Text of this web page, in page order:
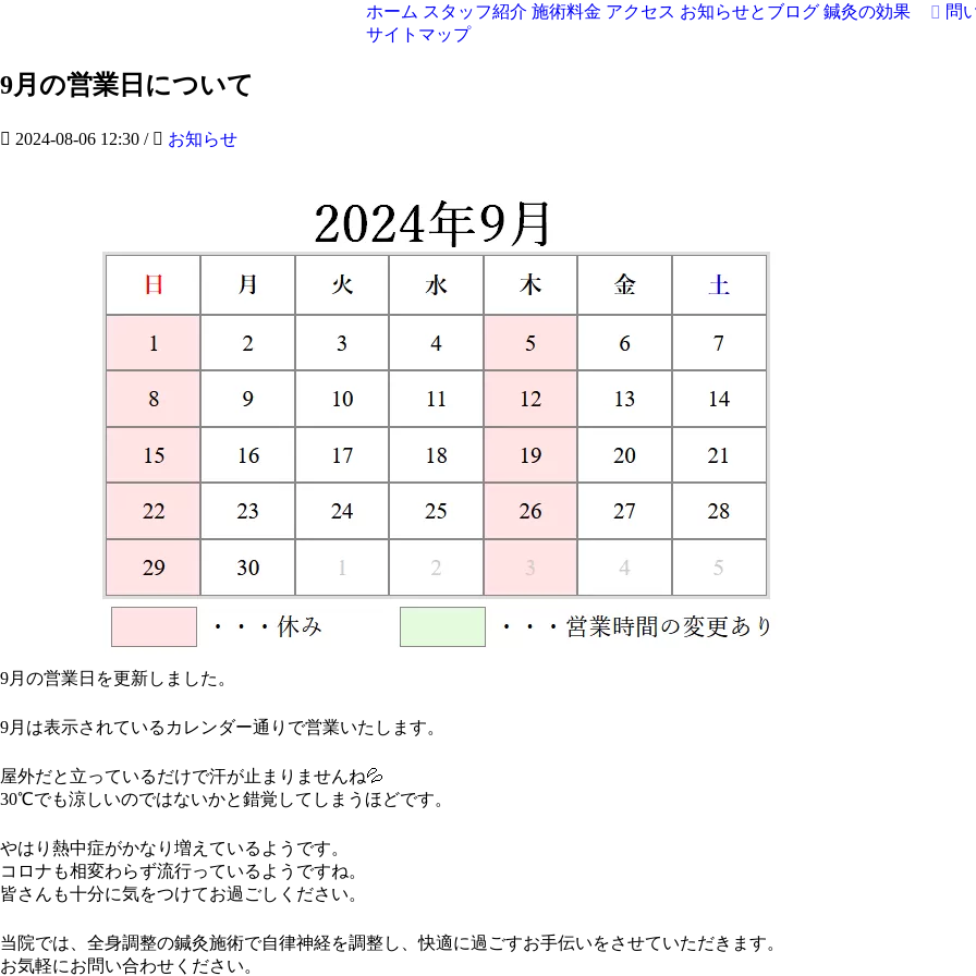
ホーム スタッフ紹介 施術料金 アクセス お知らせとブログ 鍼灸の効果
問
サイトマップ
9月の営業日について
2024-08-06 12:30 / お知らせ
9月の営業日を更新しました。
9月は表示されているカレンダー通りで営業いたします。
屋外だと立っているだけで汗が止まりませんね💦
30℃でも涼しいのではないかと錯覚してしまうほどです。
やはり熱中症がかなり増えているようです。
コロナも相変わらず流行っているようですね。
皆さんも十分に気をつけてお過ごしください。
当院では、全身調整の鍼灸施術で自律神経を調整し、快適に過ごすお手伝いをさせていただきます。
お気軽にお問い合わせください。